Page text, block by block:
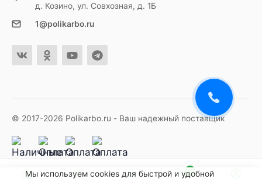
д. Козино, ул. Совхозная, д. 1Б
1@polikarbo.ru
© 2017-2026 Polikarbo.ru - Ваш надежный поставщик
Мы используем cookies для быстрой и удобной
0